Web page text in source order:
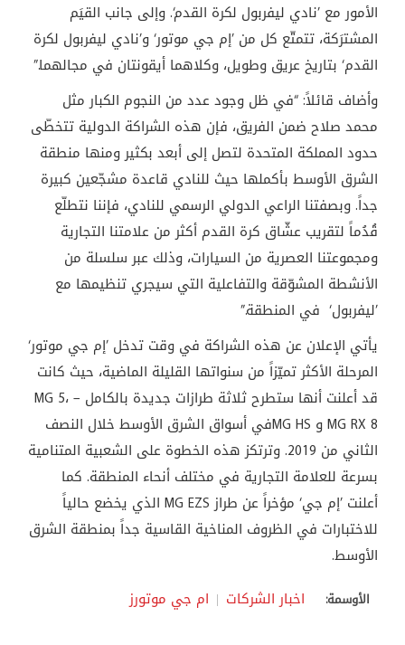
الأمور مع ’نادي ليفربول لكرة القدم‘. وإلى جانب القيَم
المشترَكة، تتمتّع كل من ’إم جي موتور‘ و’نادي ليفربول لكرة
القدم‘ بتاريخ عريق وطويل، وكلاهما أيقونتان في مجالهما.”
وأضاف قائلاً: “في ظل وجود عدد من النجوم الكبار مثل
محمد صلاح ضمن الفريق، فإن هذه الشراكة الدولية تتخطّى
حدود المملكة المتحدة لتصل إلى أبعد بكثير ومنها منطقة
الشرق الأوسط بأكملها حيث للنادي قاعدة مشجّعين كبيرة
جداً. وبصفتنا الراعي الدولي الرسمي للنادي، فإننا نتطلّع
قُدُماً لتقريب عشّاق كرة القدم أكثر من علامتنا التجارية
ومجموعتنا العصرية من السيارات، وذلك عبر سلسلة من
الأنشطة المشوّقة والتفاعلية التي سيجري تنظيمها مع
’ليفربول‘ في المنطقة.”
يأتي الإعلان عن هذه الشراكة في وقت تدخل ’إم جي موتور‘
المرحلة الأكثر تميّزاً من سنواتها القليلة الماضية، حيث كانت
قد أعلنت أنها ستطرح ثلاثة طرازات جديدة بالكامل – MG 5،
MG RX 8 و MG HSفي أسواق الشرق الأوسط خلال النصف
الثاني من 2019. وترتكز هذه الخطوة على الشعبية المتنامية
بسرعة للعلامة التجارية في مختلف أنحاء المنطقة. كما
أعلنت ’إم جي‘ مؤخراً عن طراز MG EZS الذي يخضع حالياً
للاختبارات في الظروف المناخية القاسية جداً بمنطقة الشرق
الأوسط.
الأوسمة: اخبار الشركات ام جي موتورز